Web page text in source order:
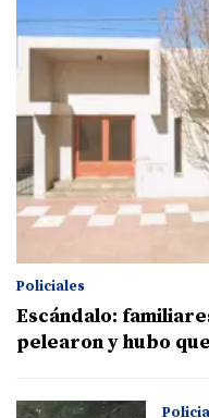
Policiales
Escándalo:
pelearon y hubo